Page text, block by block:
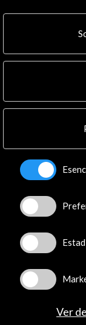
Programa
Residencias
Multimedia
Boletín
Logo y
X (Twitter)
Instagram
LinkedIn
Youtube
Spotify
Flickr
TikTok
Ver